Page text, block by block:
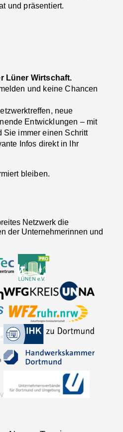
und präsentiert.
Lüner Wirtschaft.
und keine Chancen
neue
Entwicklungen – mit
Sie immer einen Schritt
Infos direkt in Ihr
bleiben.
Netzwerk die
der Unternehmerinnen und